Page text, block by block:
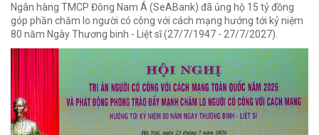
Ngân hàng TMCP Đông Nam Á (SeABank) đã ủng hộ 15 tỷ đồng
góp phần chăm lo người có công với cách mạng hướng tới kỷ niệm
80 năm Ngày Thương binh - Liệt sĩ (27/7/1947 - 27/7/2027).